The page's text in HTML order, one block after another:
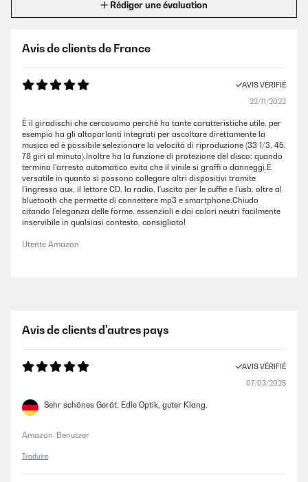
Rédiger une évaluation
Avis de clients de France
AVIS VÉRIFIÉ
22/11/2022
È il giradischi che cercavamo perchè ha tante caratteristiche utile, per
esempio ha gli altoparlanti integrati per ascoltare direttamente la
musica ed è possibile selezionare la velocità di riproduzione (33 1/3, 45,
78 giri al minuto).Inoltre ha la funzione di protezione del disco: quando
termina l’arresto automatico evita che il vinile si graffi o danneggi.È
versatile in quanto si possono collegare altri dispositivi tramite
l’ingresso aux, il lettore CD, la radio, l’uscita per le cuffie e l’usb, oltre al
bluetooth che permette di connettere mp3 e smartphone.Chiudo
citando l’eleganza delle forme, essenziali e dai colori neutri facilmente
inservibile in qualsiasi contesto, consigliato!
Utente Amazon
Avis de clients d'autres pays
AVIS VÉRIFIÉ
07/03/2025
Sehr schönes Gerät. Edle Optik, guter Klang.
Amazon-Benutzer
Traduire